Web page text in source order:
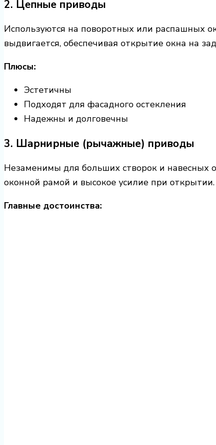
2. Цепные приводы
Используются на поворотных или распашных
выдвигается, обеспечивая открытие окна на
Плюсы:
Эстетичны
Подходят для фасадного остекления
Надежны и долговечны
3. Шарнирные (рычажные) приводы
Незаменимы для больших створок и навесных
оконной рамой и высокое усилие при открытии.
Главные достоинства: